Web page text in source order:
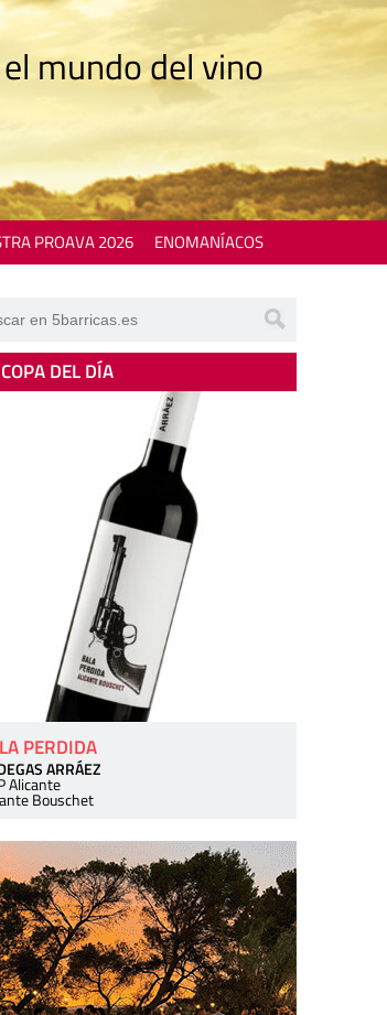
mundo del vino
PROAVA 2026 ENOMANÍACOS
DEL DÍA
PERDIDA
ARRÁEZ
Alicante
Bouschet